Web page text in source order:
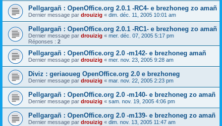
Pellgargañ : OpenOffice.org 2.0.1 -RC4- e brezhoneg zo amañ
Dernier message par drouizig « dim. déc. 11, 2005 10:01 am
Pellgargañ : OpenOffice.org 2.0.1 -RC1- e brezhoneg zo amañ
Dernier message par drouizig « mer. déc. 07, 2005 5:17 pm
Réponses : 2
Pellgargañ : OpenOffice.org 2.0 -m142- e brezhoneg amañ
Dernier message par drouizig « mer. nov. 23, 2005 9:28 am
Diviz : geriaoueg OpenOffice.org 2.0 e brezhoneg
Dernier message par drouizig « mar. nov. 22, 2005 2:23 pm
Pellgargañ : OpenOffice.org 2.0 -m140- e brezhoneg zo amañ
Dernier message par drouizig « sam. nov. 19, 2005 4:06 pm
Pellgargañ : OpenOffice.org 2.0 -m139- e brezhoneg zo amañ
Dernier message par drouizig « dim. nov. 13, 2005 11:47 am